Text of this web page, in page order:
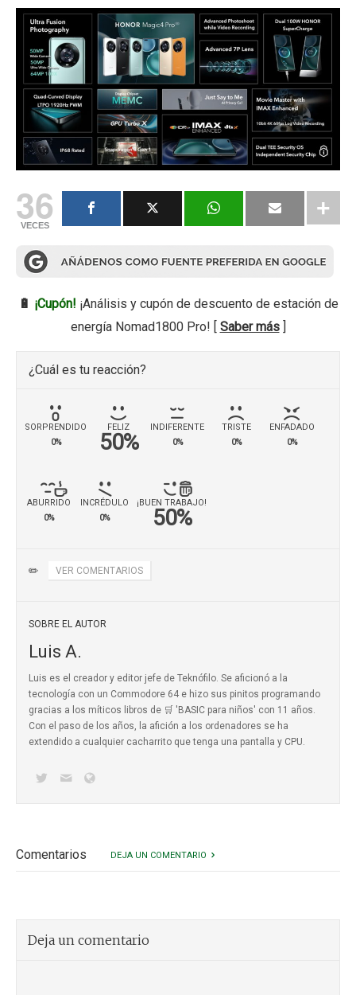
36
VECES
🔋 ¡Cupón! ¡Análisis y cupón de descuento de estación de
energía Nomad1800 Pro! [ Saber más]
¿Cuál es tu reacción?
SORPRENDIDO
0%
FELIZ
50%
INDIFERENTE
0%
TRISTE
0%
ENFADADO
0%
ABURRIDO
0%
INCRÉDULO
0%
¡BUEN TRABAJO!
50%
✏️ VER COMENTARIOS
SOBRE EL AUTOR
Luis A.
Luis es el creador y editor jefe de Teknófilo. Se aficionó a la
tecnología con un Commodore 64 e hizo sus pinitos programando
gracias a los míticos libros de 🛒 'BASIC para niños' con 11 años.
Con el paso de los años, la afición a los ordenadores se ha
extendido a cualquier cacharrito que tenga una pantalla y CPU.
Comentarios DEJA UN COMENTARIO
Deja un comentario